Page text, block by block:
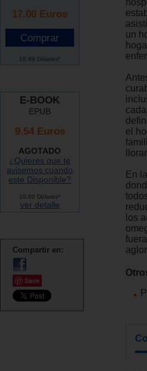
17.00 Euros
18.89 Dólares*
E-BOOK
EPUB
9.54 Euros
AGOTADO
¿Quieres que te
avisemos cuando
este Disponible?
10.60 Dólares*
ver detalle
Compartir en:
Save
un
el
En
los